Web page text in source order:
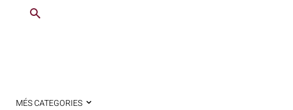
MÉS CATEGORIES